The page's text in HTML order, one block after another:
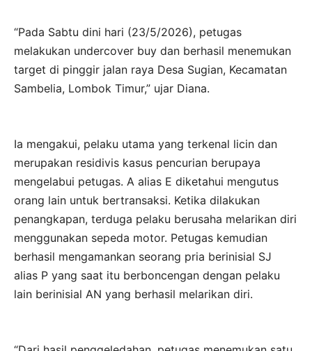
“Pada Sabtu dini hari (23/5/2026), petugas
melakukan undercover buy dan berhasil menemukan
target di pinggir jalan raya Desa Sugian, Kecamatan
Sambelia, Lombok Timur,” ujar Diana.
Ia mengakui, pelaku utama yang terkenal licin dan
merupakan residivis kasus pencurian berupaya
mengelabui petugas. A alias E diketahui mengutus
orang lain untuk bertransaksi. Ketika dilakukan
penangkapan, terduga pelaku berusaha melarikan diri
menggunakan sepeda motor. Petugas kemudian
berhasil mengamankan seorang pria berinisial SJ
alias P yang saat itu berboncengan dengan pelaku
lain berinisial AN yang berhasil melarikan diri.